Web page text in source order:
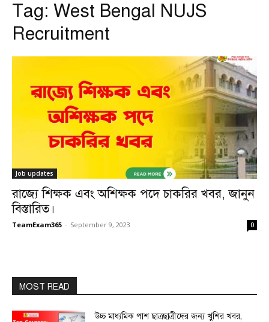
Tag: West Bengal NUJS
Recruitment
Job updates
রাজ্যে শিক্ষক এবং অশিক্ষক পদে চাকরির খবর, জানুন
বিস্তারিত।
TeamExam365 - September 9, 2023 0
MOST READ
উচ্চ মাধ্যমিক পাশ ছাত্রছাত্রীদের জন্য খুশির খবর,